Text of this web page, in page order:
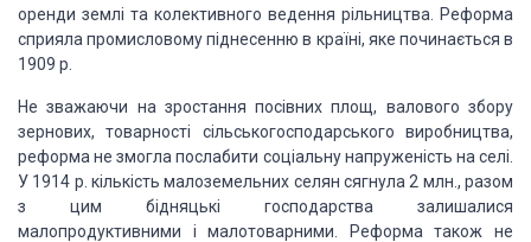
оренди землі та колективного ведення рільництва. Реформа
сприяла промисловому піднесенню в країні, яке починається в
1909 р.
Не зважаючи на зростання посівних площ, валового збору
зернових, товарності сільськогосподарського виробництва,
реформа не змогла послабити соціальну напруженість на селі.
У 1914 р. кількість малоземельних селян сягнула 2 млн., разом
з цим бідняцькі господарства залишалися
малопродуктивними і малотоварними. Реформа також не